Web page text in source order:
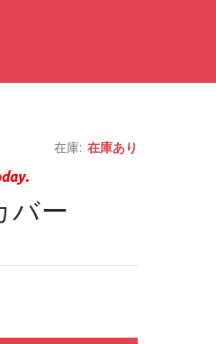
在庫: 在庫あり
バー